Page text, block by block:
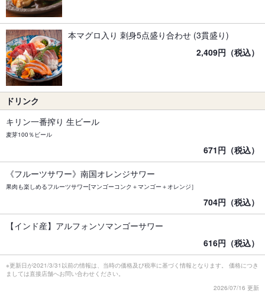
本マグロ入り 刺身5点盛り合わせ (3貫盛り)
2,409円（税込）
ドリンク
キリン一番搾り 生ビール
麦芽100％ビール
671円（税込）
《フルーツサワー》南国オレンジサワー
果肉も楽しめるフルーツサワー[マンゴーコンク＋マンゴー＋オレンジ］
704円（税込）
【インド産】アルフォンソマンゴーサワー
616円（税込）
※更新日が2021/3/31以前の情報は、当時の価格及び税率に基づく情報となります。 価格につき
ましては直接店舗へお問い合わせください。
2026/07/16 更新